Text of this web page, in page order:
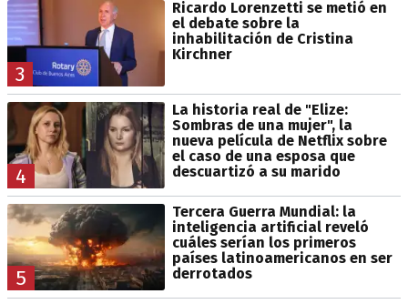
3
Ricardo Lorenzetti se metió en
el debate sobre la
inhabilitación de Cristina
Kirchner
4
La historia real de "Elize:
Sombras de una mujer", la
nueva película de Netflix sobre
el caso de una esposa que
descuartizó a su marido
5
Tercera Guerra Mundial: la
inteligencia artificial reveló
cuáles serían los primeros
países latinoamericanos en ser
derrotados